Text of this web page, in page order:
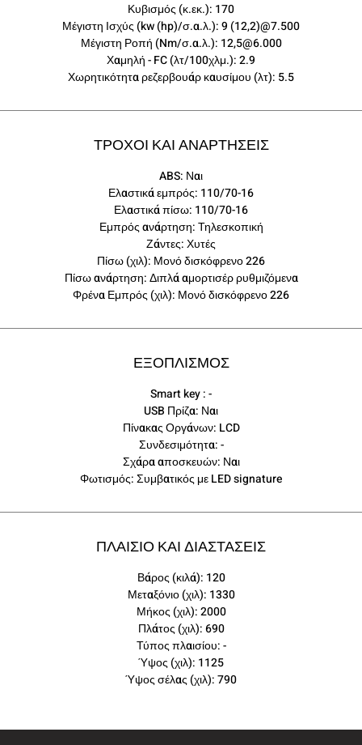
Κυβισμός (κ.εκ.): 170
Μέγιστη Ισχύς (kw (hp)/σ.α.λ.): 9 (12,2)@7.500
Μέγιστη Ροπή (Nm/σ.α.λ.): 12,5@6.000
Χαμηλή - FC (λτ/100χλμ.): 2.9
Χωρητικότητα ρεζερβουάρ καυσίμου (λτ): 5.5
ΤΡΟΧΟΙ ΚΑΙ ΑΝΑΡΤΗΣΕΙΣ
ABS: Ναι
Ελαστικά εμπρός: 110/70-16
Ελαστικά πίσω: 110/70-16
Εμπρός ανάρτηση: Τηλεσκοπική
Ζάντες: Χυτές
Πίσω (χιλ): Μονό δισκόφρενο 226
Πίσω ανάρτηση: Διπλά αμορτισέρ ρυθμιζόμενα
Φρένα Εμπρός (χιλ): Μονό δισκόφρενο 226
ΕΞΟΠΛΙΣΜΟΣ
Smart key : -
USB Πρίζα: Ναι
Πίνακας Οργάνων: LCD
Συνδεσιμότητα: -
Σχάρα αποσκευών: Ναι
Φωτισμός: Συμβατικός με LED signature
ΠΛΑΙΣΙΟ ΚΑΙ ΔΙΑΣΤΑΣΕΙΣ
Βάρος (κιλά): 120
Μεταξόνιο (χιλ): 1330
Μήκος (χιλ): 2000
Πλάτος (χιλ): 690
Τύπος πλαισίου: -
Ύψος (χιλ): 1125
Ύψος σέλας (χιλ): 790